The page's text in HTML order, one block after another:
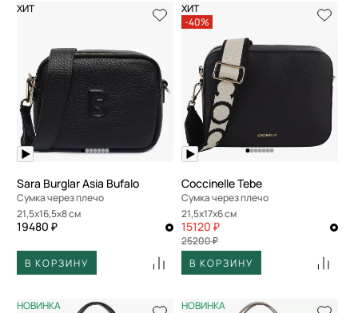
По возрастанию цены
По убыванию цены
По размеру скидки
По скорости доставки
ХИТ
Sara Burglar Asia Bufalo
Сумка через плечо
21,5x16,5x8 см
19480 ₽
В КОРЗИНУ
ХИТ
-40%
Coccinelle Tebe
Сумка через плечо
21,5x17x6 см
15120 ₽
25200 ₽
В КОРЗИНУ
НОВИНКА НОВИНКА